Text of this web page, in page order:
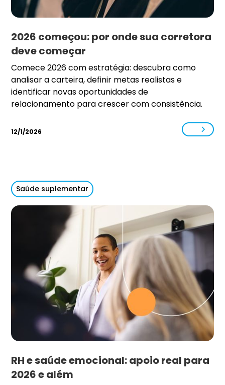
2026 começou: por onde sua corretora
deve começar
Comece 2026 com estratégia: descubra como
analisar a carteira, definir metas realistas e
identificar novas oportunidades de
relacionamento para crescer com consistência.
12/1/2026
Saúde suplementar
RH e saúde emocional: apoio real para
2026 e além